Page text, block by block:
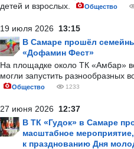
детей и взрослых.
Общество
19 июля 2026 13:15
В Самаре прошёл
«Дофамин Фест»
На площадке около ТК «Амбар»
могли запустить разнообразных
Общество 1233
27 июня 2026 12:37
В ТК «Гудок» в Самаре
масштабное
к празднованию Дня